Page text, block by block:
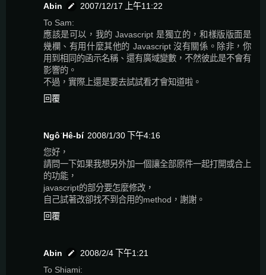
Abin
2007/12/17 上午11:22
To Sam:
應該是可以，我的 Javascript 是獨立的，和樣版版面是
幾欄、有用什麼其他的 Javascript 沒有關係。除非，你
用到相同的函示名稱、還有廣域變數，不然彼此是不會有
影響的。
不過，實際上還是要去試試看才會知道啦。
回覆
Ngô͘ Hê-bí 2008/1/30 下午4:16
您好，
請問一下如果我想另外加一個讓全部原件一起打開或合上
的功能，
javascript的部分要怎麼修改，
自己試著改卻找不到合用的method，謝謝。
回覆
Abin
2008/2/4 下午1:21
To Shiami: